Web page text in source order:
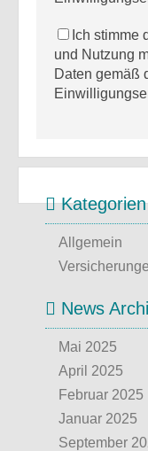
Ich stimme
und Nutzung
Daten gemäß
Kategorien
Allgemein
News
Mai 2025
April 2025
Februar 2025
Januar 2025
September